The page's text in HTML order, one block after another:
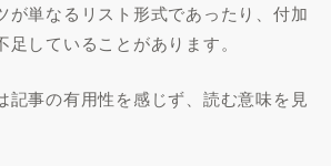
が単なるリスト形式であったり、付加
していることがあります。
記事の有用性を感じず、読む意味を見